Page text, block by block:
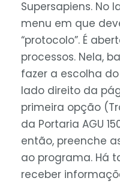
Supersapiens. No
menu em que
“protocolo”. É
processos. Nela,
fazer a escolha
lado direito da
primeira opção
da Portaria AGU
então, preenche
ao programa. Há
receber